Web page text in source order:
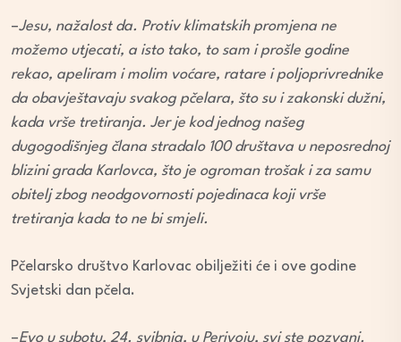
–Jesu, nažalost da. Protiv klimatskih promjena ne
možemo utjecati, a isto tako, to sam i prošle godine
rekao, apeliram i molim voćare, ratare i poljoprivrednike
da obavještavaju svakog pčelara, što su i zakonski dužni,
kada vrše tretiranja. Jer je kod jednog našeg
dugogodišnjeg člana stradalo 100 društava u neposrednoj
blizini grada Karlovca, što je ogroman trošak i za samu
obitelj zbog neodgovornosti pojedinaca koji vrše
tretiranja kada to ne bi smjeli.
Pčelarsko društvo Karlovac obilježiti će i ove godine
Svjetski dan pčela.
–Evo u subotu, 24. svibnja, u Perivoju, svi ste pozvani.